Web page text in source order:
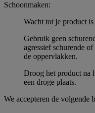
Schoonmaken:
Wacht tot je product
Gebruik geen
agressief schurende
de oppervlakken.
Droog het product na
een droge plaats.
We accepteren de volgende